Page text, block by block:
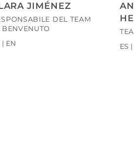
JIMÉNEZ
DEL TEAM
| EN
ES